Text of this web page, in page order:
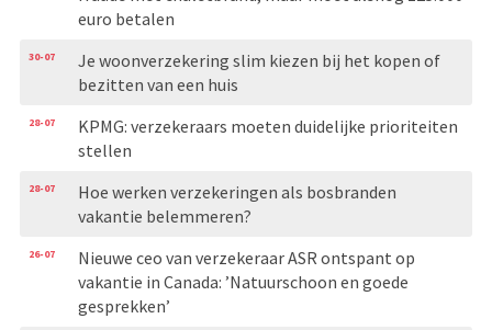
euro betalen
30-07
Je woonverzekering slim kiezen bij het kopen of
bezitten van een huis
28-07
KPMG: verzekeraars moeten duidelijke prioriteiten
stellen
28-07
Hoe werken verzekeringen als bosbranden
vakantie belemmeren?
26-07
Nieuwe ceo van verzekeraar ASR ontspant op
vakantie in Canada: ’Natuurschoon en goede
gesprekken’